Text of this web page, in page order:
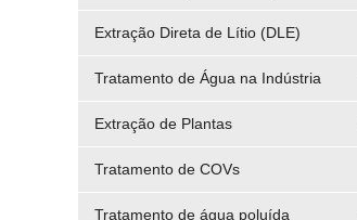
Extração Direta de Lítio (DLE)
Tratamento de Água na Indústria
Extração de Plantas
Tratamento de COVs
Tratamento de água poluída